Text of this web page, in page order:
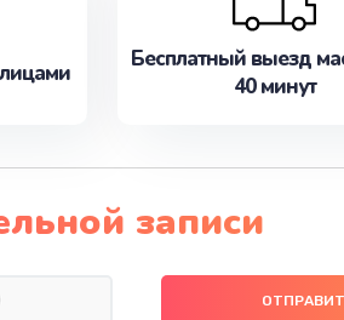
Бесплатный выезд
40 минут
записи